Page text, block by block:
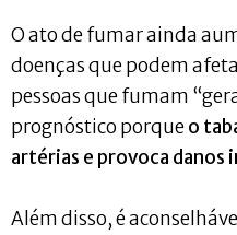
O ato de fumar ainda
doenças que podem
pessoas que fumam
prognóstico porqueo
artérias e provoca danos
Além disso, é